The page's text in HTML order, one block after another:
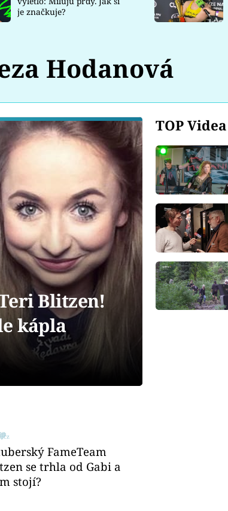
je značkuje?
Hodanová
TOP Videa
Blitzen!
kápla
FameTeam
se trhla od Gabi a
stojí?